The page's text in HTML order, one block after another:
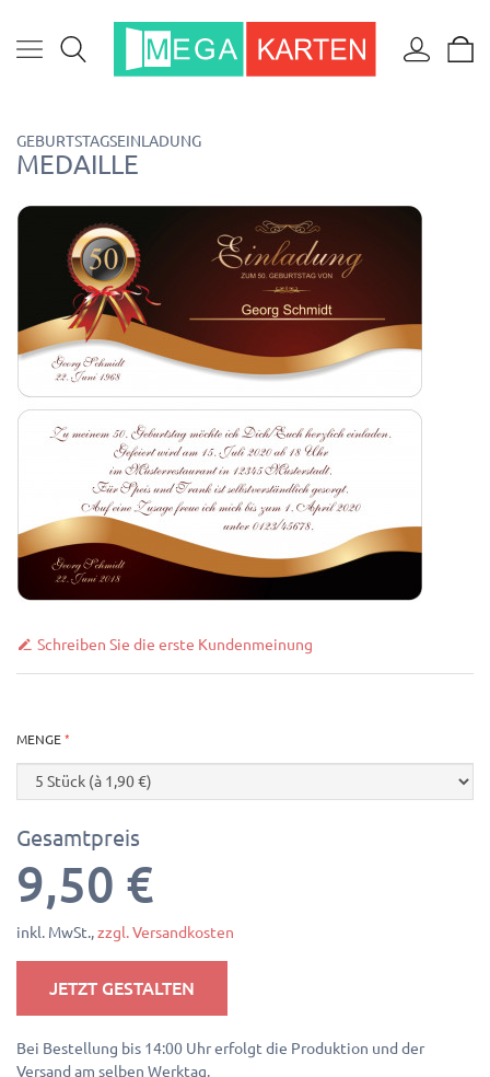
GEBURTSTAGSEINLADUNG
MEDAILLE
Schreiben Sie die erste Kundenmeinung
MENGE
Gesamtpreis
9,50 €
inkl. MwSt.,zzgl. Versandkosten
JETZT GESTALTEN
Bei Bestellung bis 14:00 Uhr erfolgt die Produktion und der
Versand am selben Werktag.